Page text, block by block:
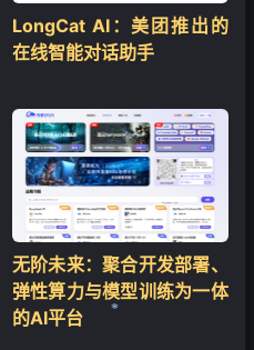
LongCat AI：美团推出的
在线智能对话助手
无阶未来：聚合开发部署、
弹性算力与模型训练为一体
的AI平台